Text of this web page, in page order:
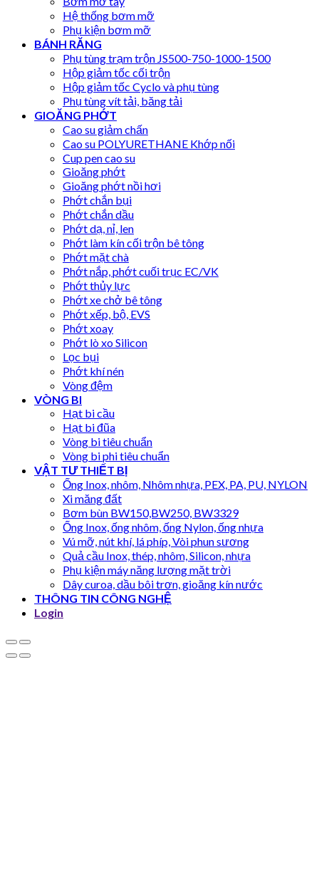
Hệ thống bơm mỡ
Phụ kiện bơm mỡ
BÁNH RĂNG
Phụ tùng trạm trộn JS500-750-1000-1500
Hộp giảm tốc cối trộn
Hộp giảm tốc Cyclo và phụ tùng
Phụ tùng vít tải, băng tải
GIOĂNG PHỚT
Cao su giảm chấn
Cao su POLYURETHANE Khớp nối
Cup pen cao su
Gioăng phớt
Gioăng phớt nồi hơi
Phớt chắn bụi
Phớt chắn dầu
Phớt dạ, nỉ, len
Phớt làm kín cối trộn bê tông
Phớt mặt chà
Phớt nắp, phớt cuối trục EC/VK
Phớt thủy lực
Phớt xe chở bê tông
Phớt xếp, bộ, EVS
Phớt xoay
Phớt lò xo Silicon
Lọc bụi
Phớt khí nén
Vòng đệm
VÒNG BI
Hạt bi cầu
Hạt bi đũa
Vòng bi tiêu chuẩn
Vòng bi phi tiêu chuẩn
VẬT TƯ THIẾT BỊ
Ống Inox, nhôm, Nhôm nhựa, PEX, PA, PU, NYLON
Xi măng đất
Bơm bùn BW150,BW250, BW3329
Ống Inox, ống nhôm, ống Nylon, ống nhựa
Vú mỡ, nút khí, lá phíp, Vòi phun sương
Quả cầu Inox, thép, nhôm, Silicon, nhựa
Phụ kiện máy năng lượng mặt trời
Dây curoa, dầu bôi trơn, gioăng kín nước
THÔNG TIN CÔNG NGHỆ
Login